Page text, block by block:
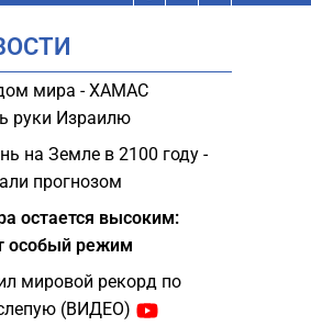
мира - ХАМАС
руки Израилю
на Земле в 2100 году -
прогнозом
остается высоким:
особый режим
мировой рекорд по
(ВИДЕО)